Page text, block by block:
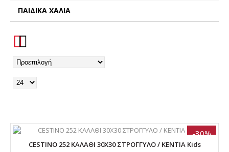
ΠΑΙΔΙΚΑ ΧΑΛΙΑ
-30%
CESTINO 252 ΚΑΛΑΘΙ 30Χ30 ΣΤΡΟΓΓΥΛΟ / KENTIA Kids